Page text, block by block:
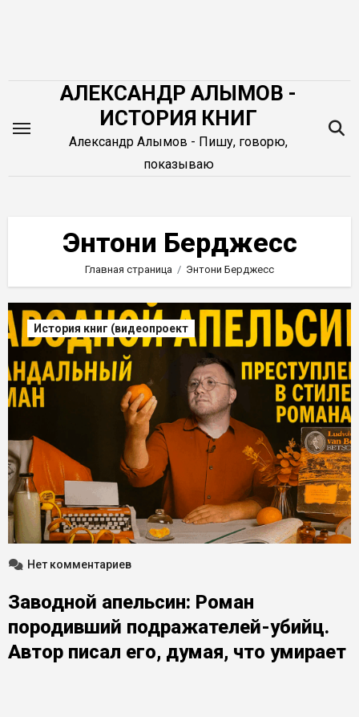
АЛЕКСАНДР АЛЫМОВ -
ИСТОРИЯ КНИГ
Александр Алымов - Пишу, говорю,
показываю
Энтони Берджесс
Главная страница Энтони Берджесс
История книг (видеопроект
Нет комментариев
Заводной апельсин: Роман
породивший подражателей-убийц.
Автор писал его, думая, что умирает